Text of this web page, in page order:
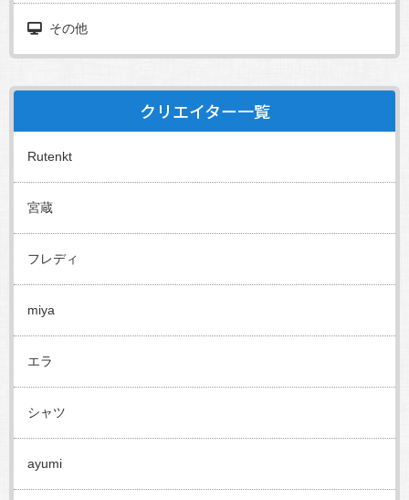
その他
クリエイター一覧
Rutenkt
宮蔵
フレディ
miya
エラ
シャツ
ayumi